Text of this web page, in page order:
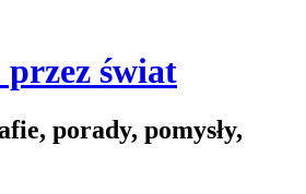
świat
porady, pomysły,